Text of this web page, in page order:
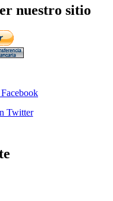
nuestro sitio